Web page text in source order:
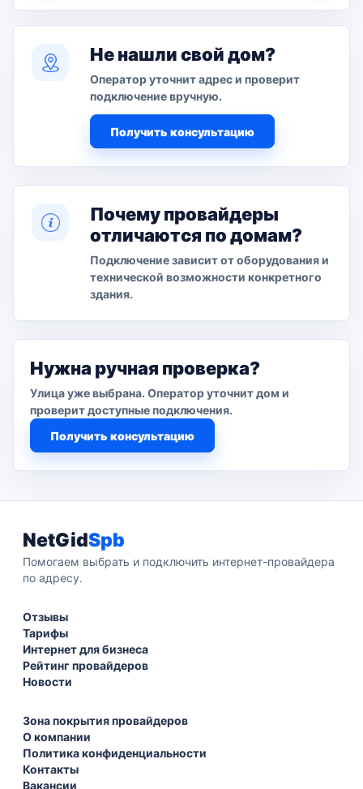
Не нашли свой дом?
Оператор уточнит адрес и проверит
подключение вручную.
Получить консультацию
Почему провайдеры
отличаются по домам?
Подключение зависит от оборудования и
технической возможности конкретного
здания.
Нужна ручная проверка?
Улица уже выбрана. Оператор уточнит дом и
проверит доступные подключения.
Получить консультацию
NetGidSpb
Помогаем выбрать и подключить интернет-провайдера
по адресу.
Отзывы
Тарифы
Интернет для бизнеса
Рейтинг провайдеров
Новости
Зона покрытия провайдеров
О компании
Политика конфиденциальности
Контакты
Вакансии